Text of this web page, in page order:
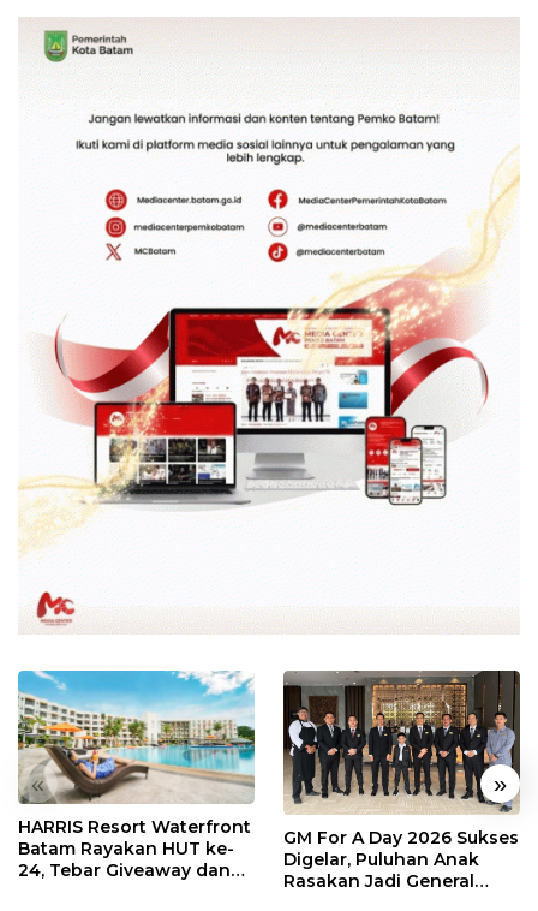
« »
HARRIS Resort Waterfront
Batam Rayakan HUT ke-
24, Tebar Giveaway dan
GM For A Day 2026 Sukses
Digelar, Puluhan Anak
Rasakan Jadi General